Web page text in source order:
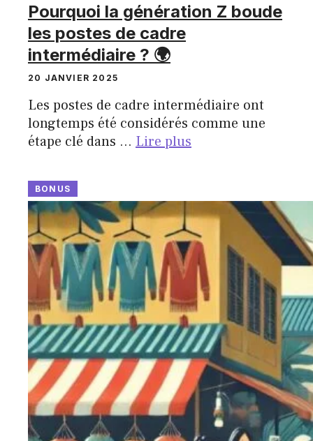
Pourquoi la génération Z boude
les postes de cadre
intermédiaire ? 🌍
20 JANVIER 2025
Les postes de cadre intermédiaire ont
longtemps été considérés comme une
étape clé dans … Lire plus
BONUS